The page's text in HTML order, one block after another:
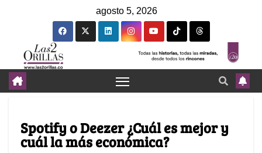
agosto 5, 2026
Spotify o Deezer ¿Cuál es mejor y
cuál la más económica?